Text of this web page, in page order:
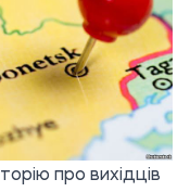
про вихідців